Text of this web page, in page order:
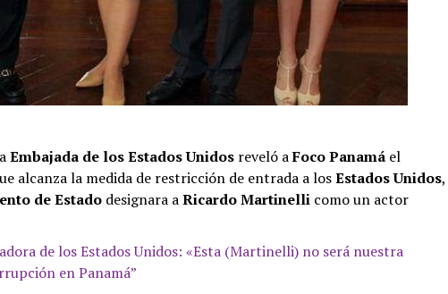
Embajada de los Estados Unidos reveló aFoco Panamá el
alcanza la medida de restricción de entrada a losEstados Unidos,
de Estado designara aRicardo Martinelli como un actor
de los Estados Unidos: «Esta (Martinelli) no será nuestra
en Panamá”